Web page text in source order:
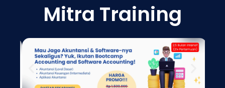
Mitra Training